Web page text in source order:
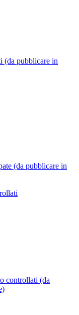
(da pubblicare in
(da pubblicare in
controllati (da